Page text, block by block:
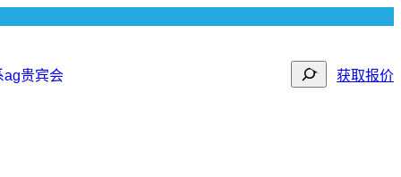
ag贵宾会 search 获取报价